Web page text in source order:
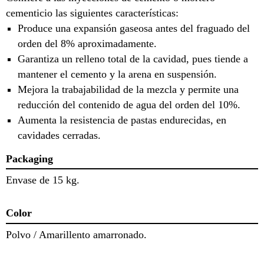
cementicio las siguientes características:
Produce una expansión gaseosa antes del fraguado del
orden del 8% aproximadamente.
Garantiza un relleno total de la cavidad, pues tiende a
mantener el cemento y la arena en suspensión.
Mejora la trabajabilidad de la mezcla y permite una
reducción del contenido de agua del orden del 10%.
Aumenta la resistencia de pastas endurecidas, en
cavidades cerradas.
Packaging
Envase de 15 kg.
Color
Polvo / Amarillento amarronado.